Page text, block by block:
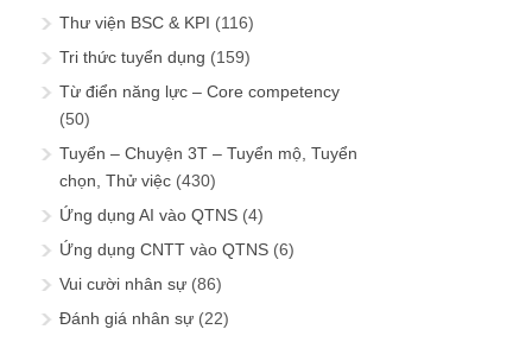
Thư viện BSC & KPI (116)
Tri thức tuyển dụng (159)
Từ điển năng lực – Core competency
(50)
Tuyển – Chuyện 3T – Tuyển mộ, Tuyển
chọn, Thử việc (430)
Ứng dụng AI vào QTNS (4)
Ứng dụng CNTT vào QTNS (6)
Vui cười nhân sự (86)
Đánh giá nhân sự (22)